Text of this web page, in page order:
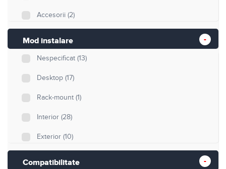
Accesorii (2)
Mod instalare
Nespecificat (13)
Desktop (17)
Rack-mount (1)
Interior (28)
Exterior (10)
Compatibilitate